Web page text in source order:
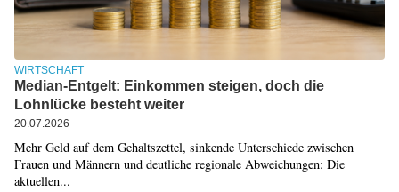
WIRTSCHAFT
Median-Entgelt: Einkommen steigen, doch die
Lohnlücke besteht weiter
20.07.2026
Mehr Geld auf dem Gehaltszettel, sinkende Unterschiede zwischen
Frauen und Männern und deutliche regionale Abweichungen: Die
aktuellen...